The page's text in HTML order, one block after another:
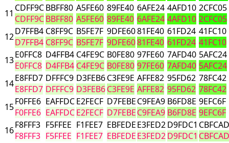
11 CDFF9C
CDFF9C
BBFF80
BBFF80
A5FE60
A5FE60
89FE40
89FE40
6AFE24
6AFE24
4AFD10
4AFD10
2CFC05
2CFC05
12D7FFB4
D7FFB4
C8FF9C
C8FF9C
B5FE7F
B5FE7F
9DFE60
9DFE60
81FE40
81FE40
61FD24
61FD24
41FC10
41FC10
13E0FFC8
E0FFC8
D4FFB4
D4FFB4
C4FE9C
C4FE9C
B0FE80
B0FE80
97FE60
97FE60
7AFD40
7AFD40
5AFC24
5AFC24
14E8FFD7
E8FFD7
DFFFC9
DFFFC9
D3FEB6
D3FEB6
C3FE9E
C3FE9E
AFFE82
AFFE82
95FD62
95FD62
78FC42
78FC42
15F0FFE6
F0FFE6
EAFFDC
EAFFDC
E2FECF
E2FECF
D7FEBE
D7FEBE
C9FEA9
C9FEA9
B6FD8E
B6FD8E
9EFC6F
9EFC6F
16F8FFF3
F8FFF3
F5FFEE
F5FFEE
F1FEE7
F1FEE7
EBFEDE
EBFEDE
E3FED2
E3FED2
D9FDC1
D9FDC1
CBFCAD
CBFCAD